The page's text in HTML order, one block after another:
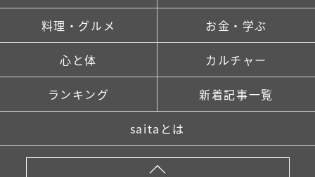
料理・グルメ お金・学ぶ
心と体 カルチャー
ランキング 新着記事一覧
saitaとは